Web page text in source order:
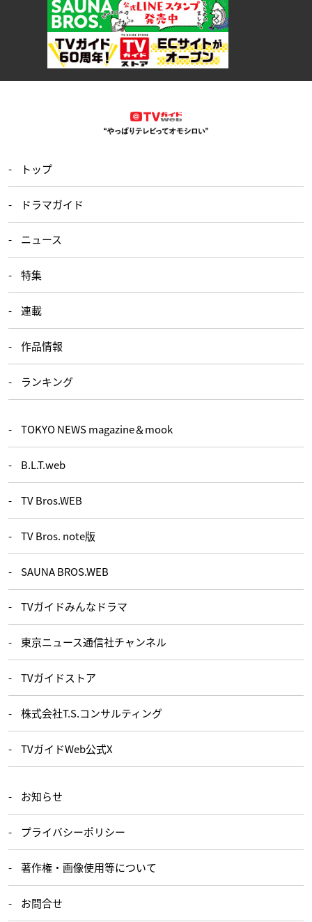
トップ
ドラマガイド
ニュース
特集
連載
作品情報
ランキング
TOKYO NEWS magazine＆mook
B.L.T.web
TV Bros.WEB
TV Bros. note版
SAUNA BROS.WEB
TVガイドみんなドラマ
東京ニュース通信社チャンネル
TVガイドストア
株式会社T.S.コンサルティング
TVガイドWeb公式X
お知らせ
プライバシーポリシー
著作権・画像使用等について
お問合せ